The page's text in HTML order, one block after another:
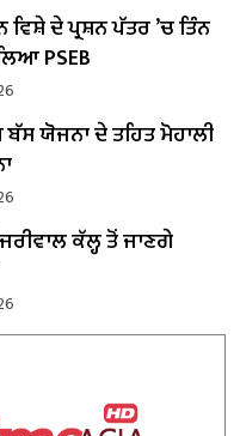
ਦੇ ਪ੍ਰਸ਼ਨ ਪੱਤਰ ’ਚ ਤਿੰਨ
PSEB
ਯੋਜਨਾ ਦੇ ਤਹਿਤ ਮੋਹਾਲੀ
ਕੱਲ੍ਹ ਤੋਂ ਜਾਣਗੇ